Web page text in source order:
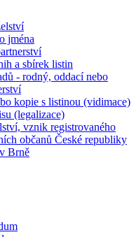
jména
a sbírek listin
- rodný, oddací nebo
kopie s listinou (vidimace)
(legalizace)
vznik registrovaného
občanů České republiky
Brně